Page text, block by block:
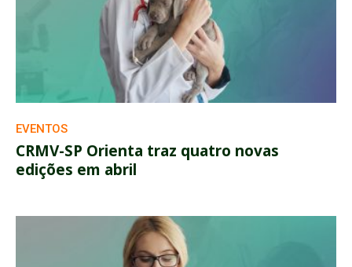
EVENTOS
CRMV-SP Orienta traz quatro novas
edições em abril